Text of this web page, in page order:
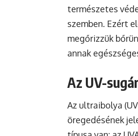
természetes
szemben. Ezért
megőrizzük
annak
Az UV-
Az ultraibolya
öregedésének